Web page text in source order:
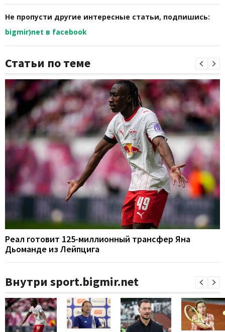
Не пропусти другие интересные статьи, подпишись:
bigmir)net в facebook
Статьи по теме
Реал готовит 125-миллионный трансфер Яна
Дьоманде из Лейпцига
Внутри sport.bigmir.net